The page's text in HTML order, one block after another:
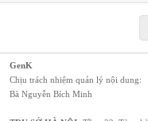
GenK
Chịu trách nhiệm quản lý nội dung:
Bà Nguyễn Bích Minh